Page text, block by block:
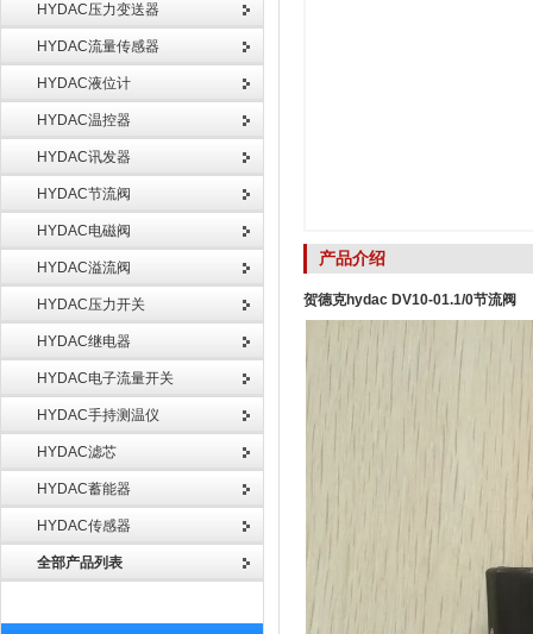
HYDAC压力变送器
HYDAC流量传感器
HYDAC液位计
HYDAC温控器
HYDAC讯发器
HYDAC节流阀
HYDAC电磁阀
HYDAC溢流阀
HYDAC压力开关
HYDAC继电器
HYDAC电子流量开关
HYDAC手持测温仪
HYDAC滤芯
HYDAC蓄能器
HYDAC传感器
全部产品列表
产品介绍
贺德克hydac DV10-01.1/0节流阀